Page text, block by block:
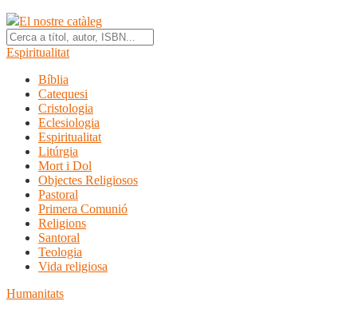
El nostre catàleg
Espiritualitat
Bíblia
Catequesi
Cristologia
Eclesiologia
Espiritualitat
Litúrgia
Mort i Dol
Objectes Religiosos
Pastoral
Primera Comunió
Religions
Santoral
Teologia
Vida religiosa
Humanitats